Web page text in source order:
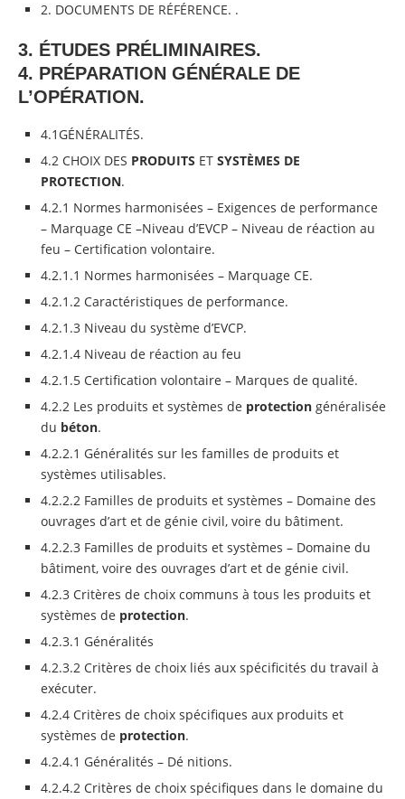
2. DOCUMENTS DE RÉFÉRENCE. .
3. ÉTUDES PRÉLIMINAIRES.
4. PRÉPARATION GÉNÉRALE DE
L’OPÉRATION.
4.1GÉNÉRALITÉS.
4.2 CHOIX DES PRODUITS ET SYSTÈMES DE
PROTECTION.
4.2.1 Normes harmonisées – Exigences de performance
– Marquage CE –Niveau d’EVCP – Niveau de réaction au
feu – Certification volontaire.
4.2.1.1 Normes harmonisées – Marquage CE.
4.2.1.2 Caractéristiques de performance.
4.2.1.3 Niveau du système d’EVCP.
4.2.1.4 Niveau de réaction au feu
4.2.1.5 Certification volontaire – Marques de qualité.
4.2.2 Les produits et systèmes de protection généralisée
du béton.
4.2.2.1 Généralités sur les familles de produits et
systèmes utilisables.
4.2.2.2 Familles de produits et systèmes – Domaine des
ouvrages d’art et de génie civil, voire du bâtiment.
4.2.2.3 Familles de produits et systèmes – Domaine du
bâtiment, voire des ouvrages d’art et de génie civil.
4.2.3 Critères de choix communs à tous les produits et
systèmes de protection.
4.2.3.1 Généralités
4.2.3.2 Critères de choix liés aux spécificités du travail à
exécuter.
4.2.4 Critères de choix spécifiques aux produits et
systèmes de protection.
4.2.4.1 Généralités – Dé nitions.
4.2.4.2 Critères de choix spécifiques dans le domaine du